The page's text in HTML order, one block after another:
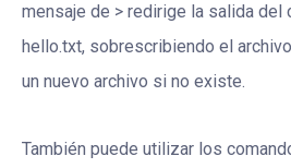
mensaje de > redirige la salida del
hello.txt, sobrescribiendo el
un nuevo archivo si no existe.
También puede utilizar los